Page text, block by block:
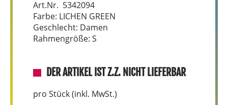
Art.Nr. 5342094
Farbe: LICHEN GREEN
Geschlecht: Damen
Rahmengröße: S
DER ARTIKEL IST Z.Z. NICHT LIEFERBAR
pro Stück (inkl. MwSt.)